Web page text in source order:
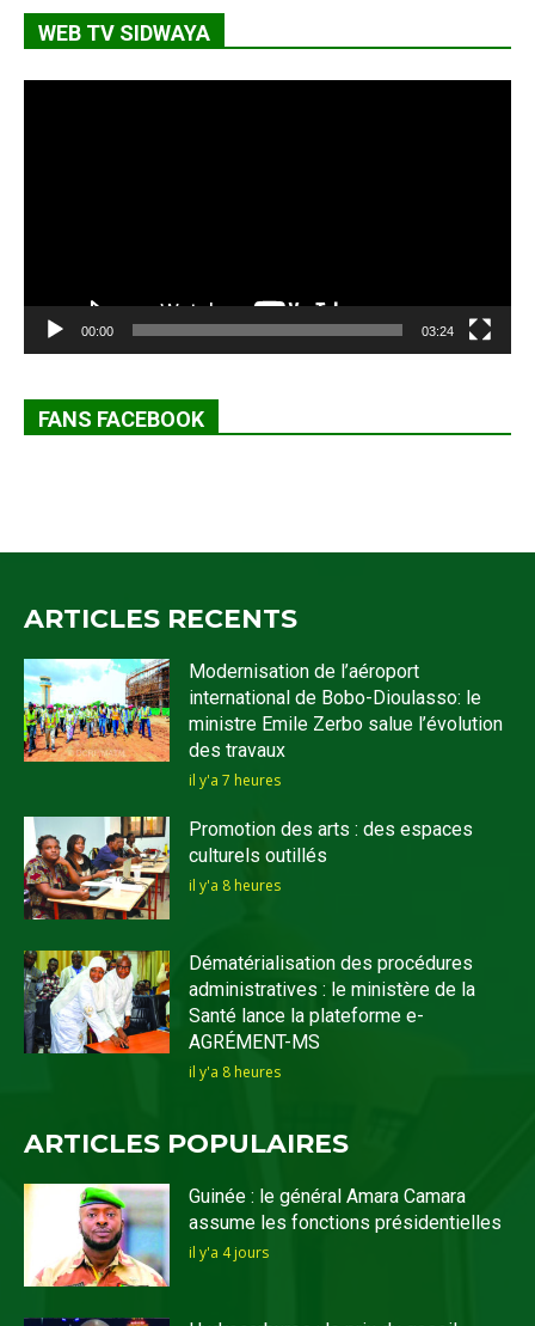
WEB TV SIDWAYA
00:00 03:24
FANS FACEBOOK
ARTICLES RECENTS
Modernisation de l’aéroport
international de Bobo-Dioulasso: le
ministre Emile Zerbo salue l’évolution
des travaux
il y'a 7 heures
Promotion des arts : des espaces
culturels outillés
il y'a 8 heures
Dématérialisation des procédures
administratives : le ministère de la
Santé lance la plateforme e-
AGRÉMENT-MS
il y'a 8 heures
ARTICLES POPULAIRES
Guinée : le général Amara Camara
assume les fonctions présidentielles
il y'a 4 jours